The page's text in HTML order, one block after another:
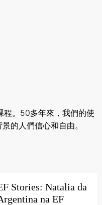
程。50多年來，我們的使
的人們信心和自由。
Stories: Natalia da
na EF